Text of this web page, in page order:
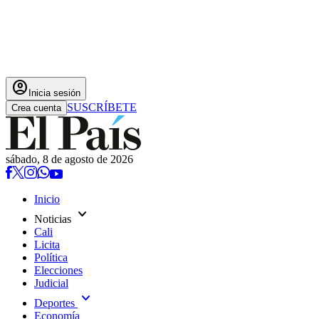
account_circle Inicia sesión
Crea cuenta SUSCRÍBETE
sábado, 8 de agosto de 2026
Inicio
Noticias expand_more
Cali
Licita
Política
Elecciones
Judicial
Deportes expand_more
Economía